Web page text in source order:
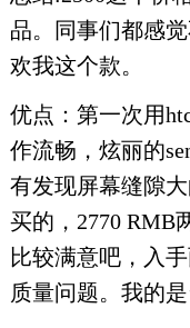
品。同事们都感
欢我这个款。
优点：第一次用
作流畅，炫丽的
有发现屏幕缝隙
买的，2770 RMB
比较满意吧，入
质量问题。我的